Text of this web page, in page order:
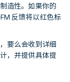
造性。如果你的
反馈将以红色标
要么会收到详细
，并提供具体提